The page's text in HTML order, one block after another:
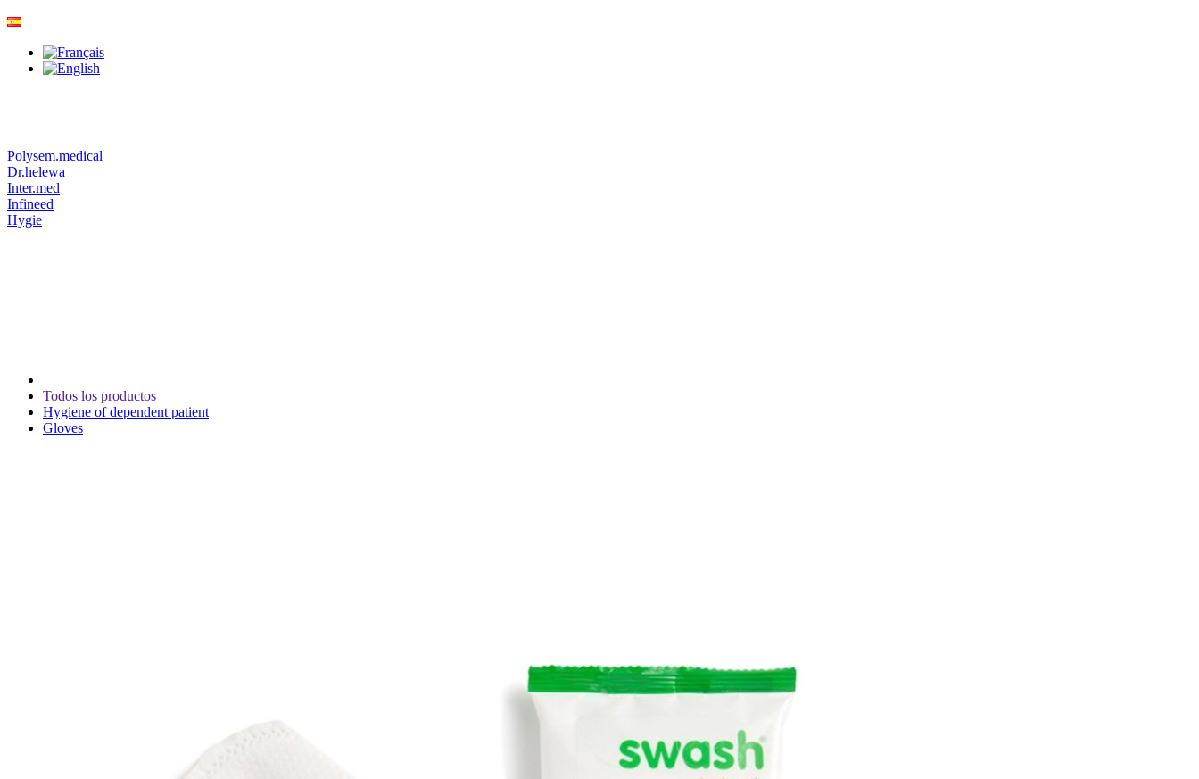
Polysem.medical
Dr.helewa
Inter.med
Infineed
Hygie
Todos los productos
Hygiene of dependent patient
Gloves